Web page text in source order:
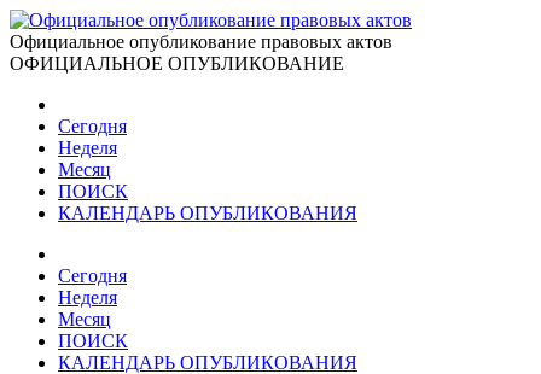
Официальное опубликование правовых актов
ОФИЦИАЛЬНОЕ ОПУБЛИКОВАНИЕ
Сегодня
Неделя
Месяц
ПОИСК
КАЛЕНДАРЬ ОПУБЛИКОВАНИЯ
Сегодня
Неделя
Месяц
ПОИСК
КАЛЕНДАРЬ ОПУБЛИКОВАНИЯ